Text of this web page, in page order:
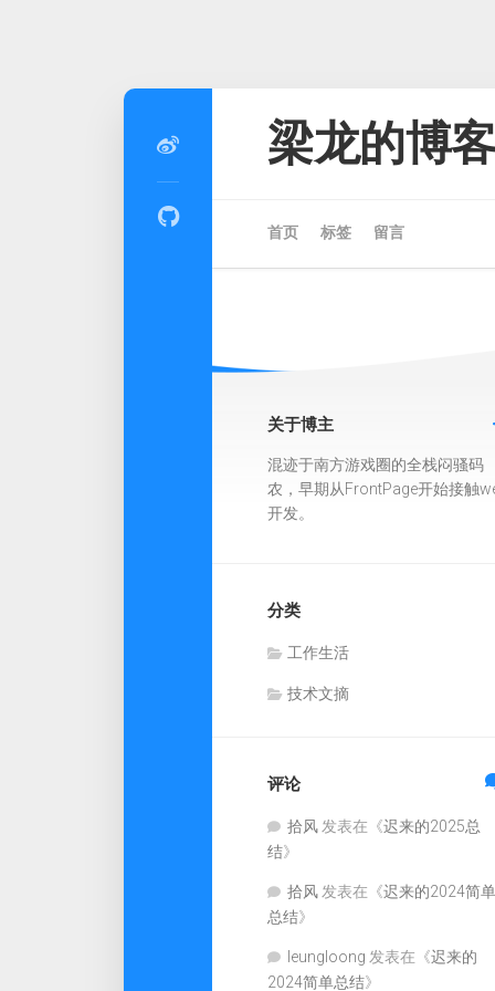
梁龙的博
首页 标签 留言
关于博主
混迹于南方游戏圈的全栈闷骚码
农，早期从FrontPage开始接触
开发。
分类
工作生活
技术文摘
评论
拾风 发表在《迟来的2025总
结》
拾风 发表在《迟来的2024简单
总结》
leungloong 发表在《迟来的
2024简单总结》